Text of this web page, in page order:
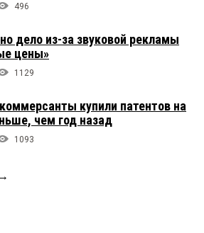
496
дело из-за звуковой рекламы
цены»
1129
купили патентов на
чем год назад
1093
→